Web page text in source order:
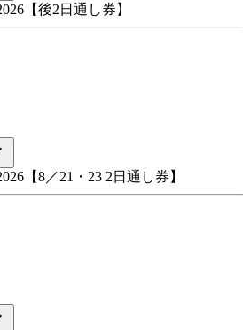
【後2日通し券】
【8／21・23 2日通し券】